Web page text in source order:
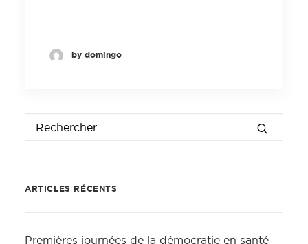
by domingo
ARTICLES RÉCENTS
Premières journées de la démocratie en santé